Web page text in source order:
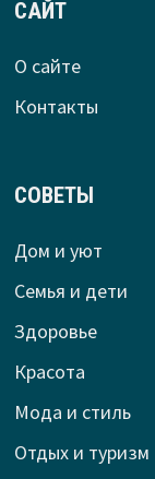
САЙТ
О сайте
Контакты
СОВЕТЫ
Дом и уют
Семья и дети
Здоровье
Красота
Мода и стиль
Отдых и туризм